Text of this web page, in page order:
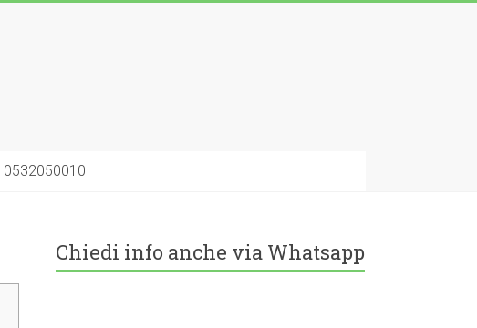
0532050010
Chiedi info anche via Whatsapp